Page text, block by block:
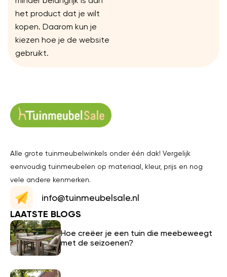
het product dat je wilt
kopen. Daarom kun je
kiezen hoe je de website
gebruikt.
Alle grote tuinmeubelwinkels onder één dak! Vergelijk
eenvoudig tuinmeubelen op materiaal, kleur, prijs en nog
vele andere kenmerken.
info@tuinmeubelsale.nl
LAATSTE BLOGS
Hoe creëer je een tuin die meebeweegt
met de seizoenen?